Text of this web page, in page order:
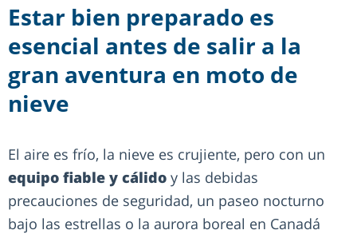
Estar bien preparado es
esencial antes de salir a la
gran aventura en moto de
nieve
El aire es frío, la nieve es crujiente, pero con un
equipo fiable y cálido y las debidas
precauciones de seguridad, un paseo nocturno
bajo las estrellas o la aurora boreal en Canadá